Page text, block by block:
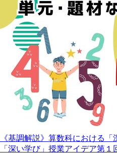
《基調解説》算数科における
「深い学び」授業アイデア第１